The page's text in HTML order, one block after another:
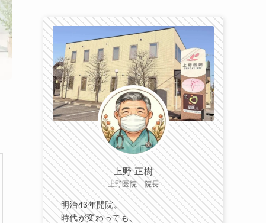
上野 正樹
上野医院 院長
明治43年開院。
時代が変わっても、